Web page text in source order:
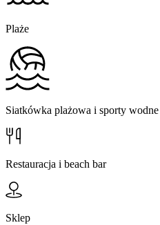
Plaże
Siatkówka plażowa i sporty wodne
Restauracja i beach bar
Sklep